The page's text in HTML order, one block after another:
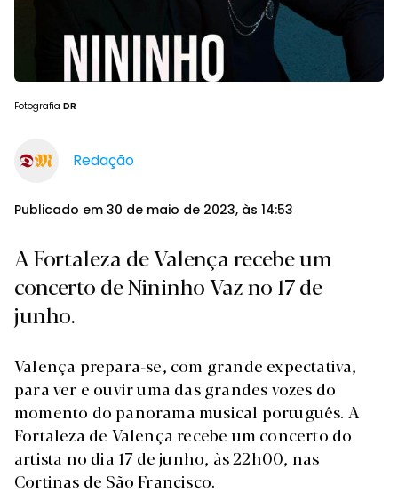
Fotografia DR
Redação
Publicado em 30 de maio de 2023, às 14:53
A Fortaleza de Valença recebe um
concerto de Nininho Vaz no 17 de
junho.
Valença prepara-se, com grande expectativa,
para ver e ouvir uma das grandes vozes do
momento do panorama musical português. A
Fortaleza de Valença recebe um concerto do
artista no dia 17 de junho, às 22h00, nas
Cortinas de São Francisco.